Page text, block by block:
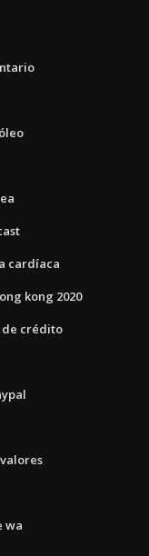
cardíaca
kong 2020
de crédito
wa